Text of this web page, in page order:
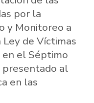
por la
y Monitoreo a
de Víctimas
el Séptimo
presentado al
en las